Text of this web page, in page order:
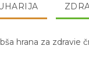
dobro pojesti žlico